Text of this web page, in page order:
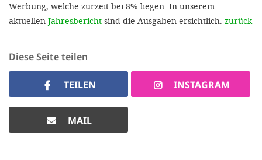
Werbung, welche zurzeit bei 8% liegen. In unserem
aktuellen Jahresbericht sind die Ausgaben ersichtlich. zurück
Diese Seite teilen
TEILEN INSTAGRAM
MAIL